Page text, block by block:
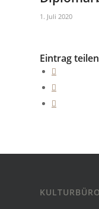
1. Juli 2020
Eintrag teilen